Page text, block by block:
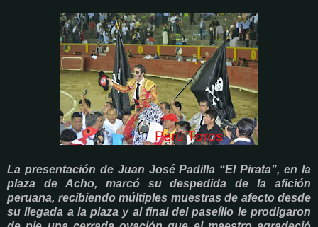
La presentación de Juan José Padilla “El Pirata”, en la
plaza de Acho, marcó su despedida de la afición
peruana, recibiendo múltiples muestras de afecto desde
su llegada a la plaza y al final del paseíllo le prodigaron